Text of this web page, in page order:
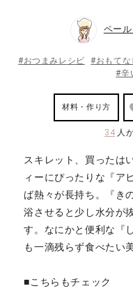
ペー
#おつまみレシピ #おもてな
#辛
材料・作り方
34 人
スキレット、買ったは
ィーにぴったりな『ア
ば熱々が長持ち。『き
浴させると少し水分が
す。なにかと便利な『
も一滴残らず食べたい
■こちらもチェック